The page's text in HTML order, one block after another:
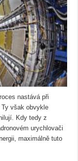
nastává při
však obvykle
Kdy tedy z
urychlovači
maximálně tuto